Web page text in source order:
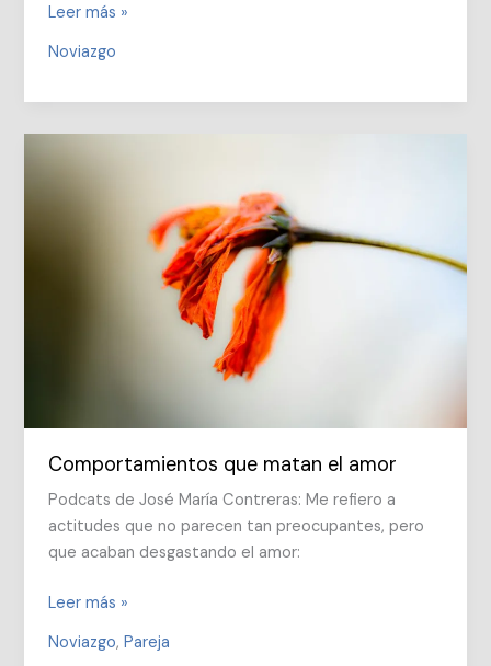
Checklist
elegir
Leer más »
Noviazgo
Comportamientos que matan el amor
Podcats de José María Contreras: Me refiero a
actitudes que no parecen tan preocupantes, pero
que acaban desgastando el amor:
Comportamientos
matan
Leer más »
Noviazgo,Pareja